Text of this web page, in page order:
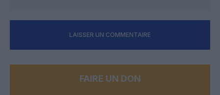
LAISSER UN COMMENTAIRE
FAIRE UN DON